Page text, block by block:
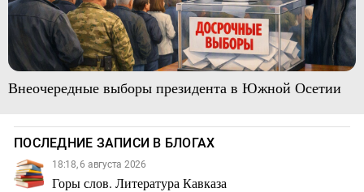
Внеочередные выборы президента в Южной Осетии
ПОСЛЕДНИЕ ЗАПИСИ В БЛОГАХ
18:18, 6 августа 2026
Горы слов. Литература Кавказа